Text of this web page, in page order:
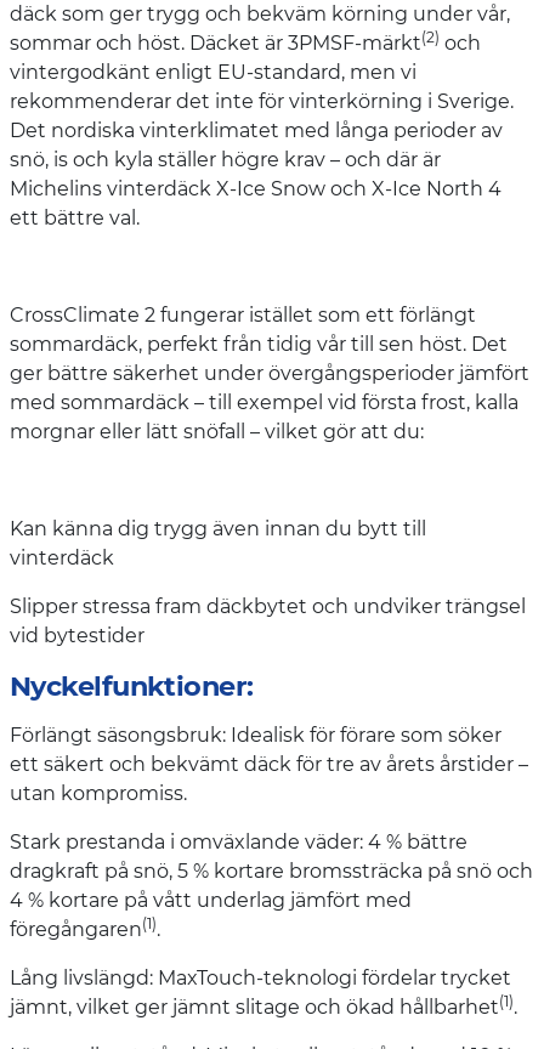
däck som ger trygg och bekväm körning under vår,
sommar och höst. Däcket är 3PMSF-märkt(2) och
vintergodkänt enligt EU-standard, men vi
rekommenderar det inte för vinterkörning i Sverige.
Det nordiska vinterklimatet med långa perioder av
snö, is och kyla ställer högre krav – och där är
Michelins vinterdäck X-Ice Snow och X-Ice North 4
ett bättre val.
CrossClimate 2 fungerar istället som ett förlängt
sommardäck, perfekt från tidig vår till sen höst. Det
ger bättre säkerhet under övergångsperioder jämfört
med sommardäck – till exempel vid första frost, kalla
morgnar eller lätt snöfall – vilket gör att du:
Kan känna dig trygg även innan du bytt till
vinterdäck
Slipper stressa fram däckbytet och undviker trängsel
vid bytestider
Nyckelfunktioner:
Förlängt säsongsbruk: Idealisk för förare som söker
ett säkert och bekvämt däck för tre av årets årstider –
utan kompromiss.
Stark prestanda i omväxlande väder: 4 % bättre
dragkraft på snö, 5 % kortare bromssträcka på snö och
4 % kortare på vått underlag jämfört med
föregångaren(1).
Lång livslängd: MaxTouch-teknologi fördelar trycket
jämnt, vilket ger jämnt slitage och ökad hållbarhet(1).